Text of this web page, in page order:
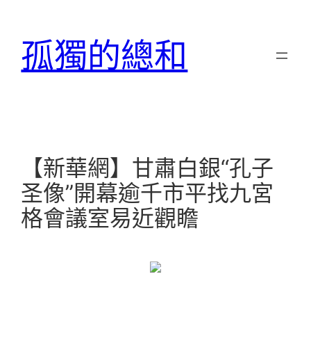
孤獨的總和
【新華網】甘肅白銀“孔子
圣像”開幕逾千市平找九宮
格會議室易近觀瞻